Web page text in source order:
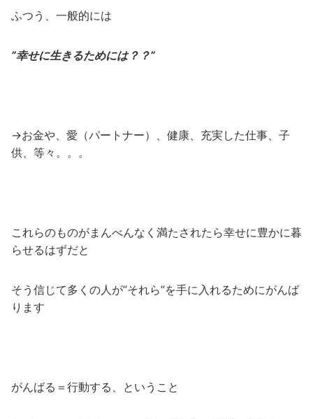
ふつう、一般的には
”幸せに生きるためには？？”
→お金や、愛（パートナー）、健康、充実した仕事、子
供、等々。。。
これらのものがまんべんなく満たされたら幸せに豊かに暮
らせるはずだと
そう信じて多くの人が”それら”を手に入れるためにがんば
ります
がんばる＝行動する、ということ